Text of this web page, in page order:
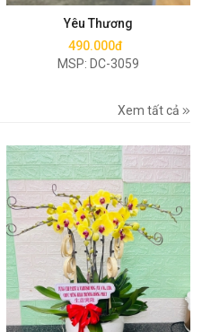
Yêu Thương
490.000đ
MSP: DC-3059
Xem tất cả